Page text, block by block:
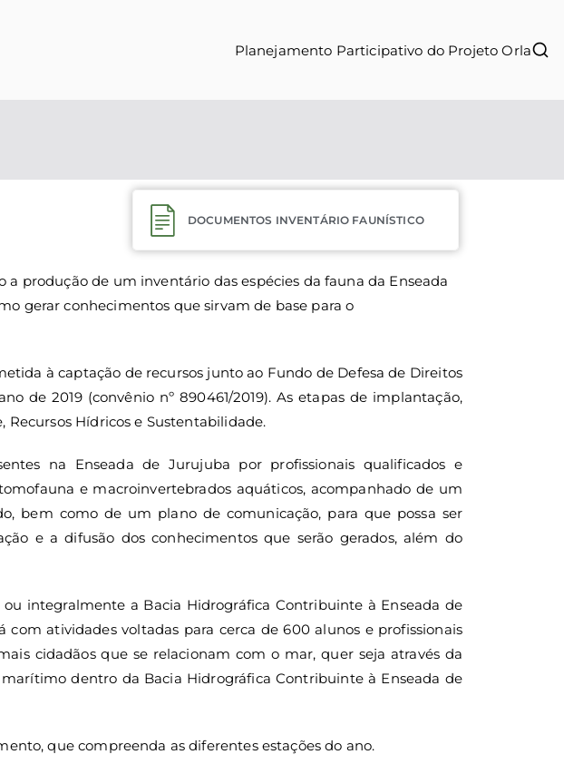
Ambiente de Niterói
Planejamento Participativo do Projeto Orla
DOCUMENTOS INVENTÁRIO FAUNÍSTICO
produção de um inventário das espécies da fauna da Enseada
gerar conhecimentos que sirvam de base para o
à captação de recursos junto ao Fundo de Defesa de Direitos
de 2019 (convênio nº 890461/2019). As etapas de implantação,
Hídricos e Sustentabilidade.
na Enseada de Jurujuba por profissionais qualificados e
e macroinvertebrados aquáticos, acompanhado de um
bem como de um plano de comunicação, para que possa ser
e a difusão dos conhecimentos que serão gerados, além do
integralmente a Bacia Hidrográfica Contribuinte à Enseada de
com atividades voltadas para cerca de 600 alunos e profissionais
cidadãos que se relacionam com o mar, quer seja através da
dentro da Bacia Hidrográfica Contribuinte à Enseada de
que compreenda as diferentes estações do ano.